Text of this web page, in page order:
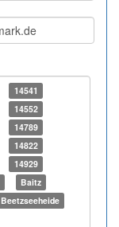
14541
14552
14789
14822
14929
Baitz
Beetzseeheide